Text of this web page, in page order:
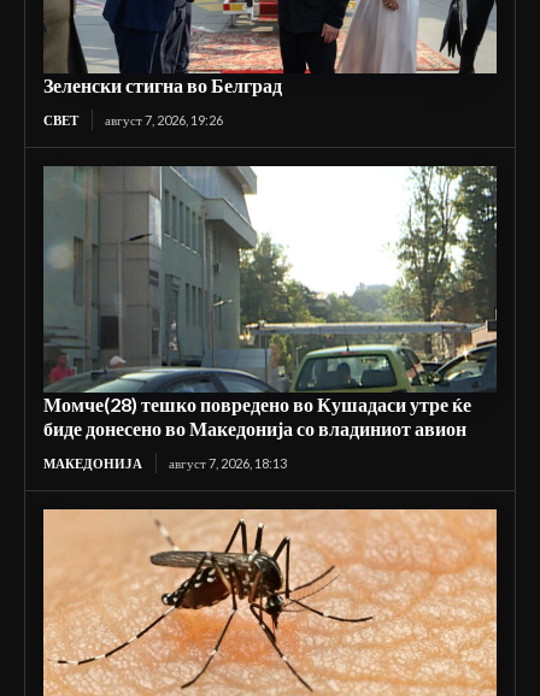
Зеленски стигна во Белград
СВЕТ август 7, 2026, 19:26
Момче(28) тешко повредено во Кушадаси утре ќе
биде донесено во Македонија со владиниот авион
МАКЕДОНИЈА август 7, 2026, 18:13